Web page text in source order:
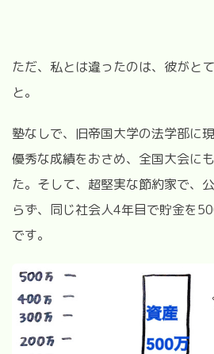
ただ、私とは違ったのは、彼がと
と。
塾なしで、旧帝国大学の法学部に
優秀な成績をおさめ、全国大会に
た。そして、超堅実な節約家で、
らず、同じ社会人4年目で貯金を
です。